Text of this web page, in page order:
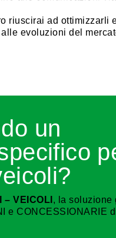
riuscirai ad ottimizzarli
evoluzioni del
un
– VEICOLI , la soluzione
e CONCESSIONARIE